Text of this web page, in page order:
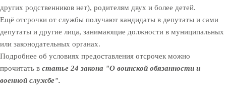
других родственников нет), родителям двух и более детей.
Ещё отсрочки от службы получают кандидаты в депутаты и сами
депутаты и другие лица, занимающие должности в муниципальных
или законодательных органах.
Подробнее об условиях предоставления отсрочек можно
прочитать в статье 24 закона "О воинской обязанности и
военной службе".